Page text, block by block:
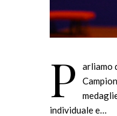
P
arliamo
individuale e…